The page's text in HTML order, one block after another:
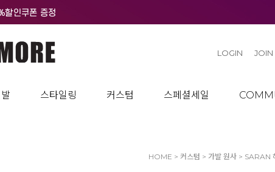
royalty)" most of company that make collectabel doll use "Saran
hair on the doll 12" doll: 1~2 ae fashion doll: 2~3 ae blyth doll: 3~4 ae " /
스타일링 커스텀 스페셜세일
LOGIN JOIN
HOME > 커스텀 > 가발 원사 > SARAN